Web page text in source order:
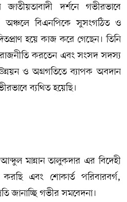
দর্শনে গভীরভাবে
অঞ্চলে বিএনপিকে সুসংগঠিত ও
হয়ে কাজ করে গেছেন। তিনি
করতেন এবং সংসদ সদস্য
ও অগ্রগতিতে ব্যাপক অবদান
ব্যথিত হয়েছি।
মান্নান তালুকদার এর বিদেহী
এবং শোকার্ত পরিবারবর্গ,
জানাচ্ছি গভীর সমবেদনা।